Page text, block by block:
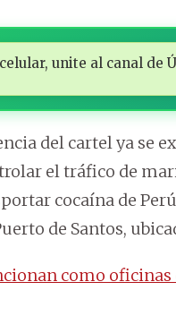
unite al canal de
del cartel ya se
el tráfico de
cocaína de
de Santos,
como